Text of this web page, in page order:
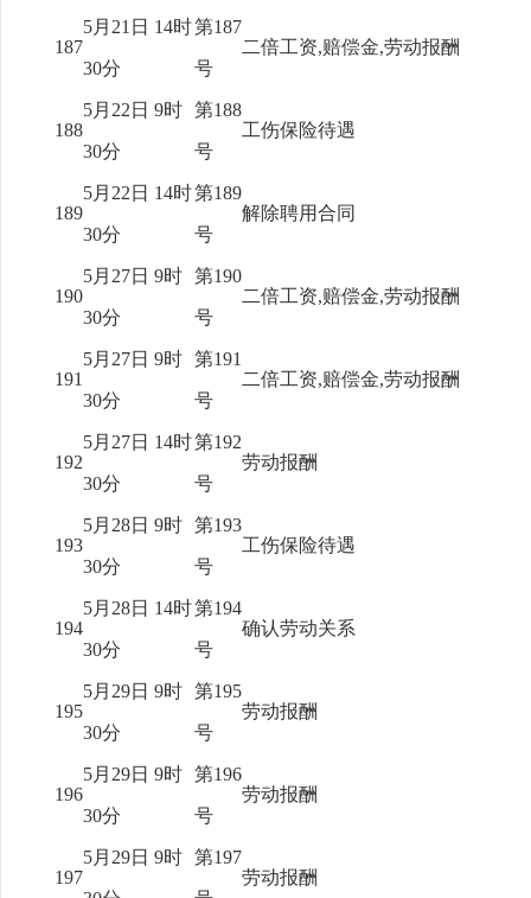
187
5月21日 14时
30分
第187
号
二倍工资,赔偿金,劳动报酬
188
5月22日 9时
30分
第188
号
工伤保险待遇
189
5月22日 14时
30分
第189
号
解除聘用合同
190
5月27日 9时
30分
第190
号
二倍工资,赔偿金,劳动报酬
191
5月27日 9时
30分
第191
号
二倍工资,赔偿金,劳动报酬
192
5月27日 14时
30分
第192
号
劳动报酬
193
5月28日 9时
30分
第193
号
工伤保险待遇
194
5月28日 14时
30分
第194
号
确认劳动关系
195
5月29日 9时
30分
第195
号
劳动报酬
196
5月29日 9时
30分
第196
号
劳动报酬
197
5月29日 9时 第197
劳动报酬